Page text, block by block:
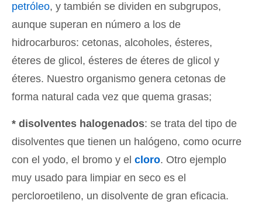
petróleo, y también se dividen en subgrupos,
aunque superan en número a los de
hidrocarburos: cetonas, alcoholes, ésteres,
éteres de glicol, ésteres de éteres de glicol y
éteres. Nuestro organismo genera cetonas de
forma natural cada vez que quema grasas;
* disolventes halogenados: se trata del tipo de
disolventes que tienen un halógeno, como ocurre
con el yodo, el bromo y el cloro. Otro ejemplo
muy usado para limpiar en seco es el
percloroetileno, un disolvente de gran eficacia.